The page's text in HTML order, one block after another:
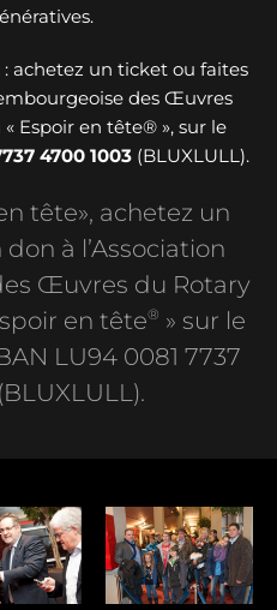
: achetez un ticket ou faites
des Œuvres
Espoir en tête® », sur le
4700 1003 (BLUXLULL).
tête», achetez un
à l’Association
Œuvres du Rotary
en tête® » sur le
LU94 0081 7737